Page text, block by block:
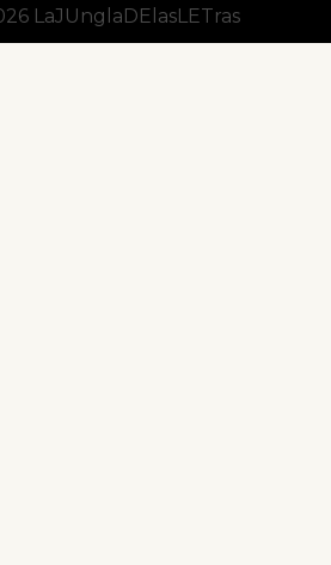
LaJUnglaDElasLETras